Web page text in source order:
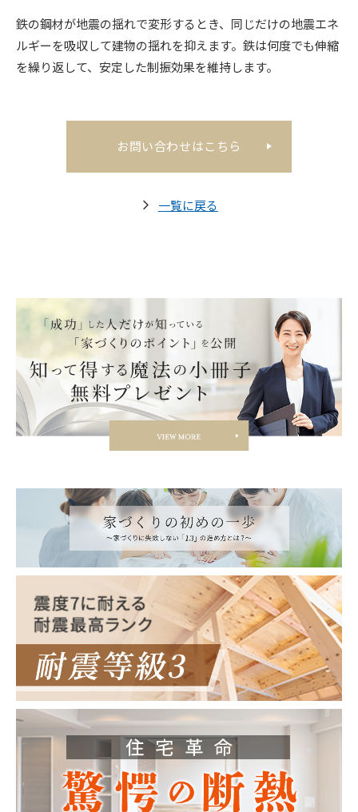
鉄の鋼材が地震の揺れで変形するとき、同じだけの地震エネ
ルギーを吸収して建物の揺れを抑えます。鉄は何度でも伸縮
を繰り返して、安定した制振効果を維持します。
お問い合わせはこちら
一覧に戻る